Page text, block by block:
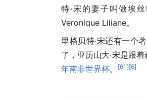
特·宋的妻子叫做埃
Veronique Liliane。
里格贝特·宋还有一个
了，亚历山大·宋是跟
年南非世界杯。 [61 ][6]